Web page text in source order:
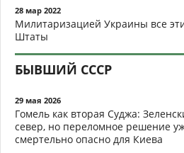
28 мар 2022
Милитаризацией Украины все
Штаты
БЫВШИЙ СССР
29 мая 2026
Гомель как вторая Суджа:
север, но переломное решение
смертельно опасно для Киева